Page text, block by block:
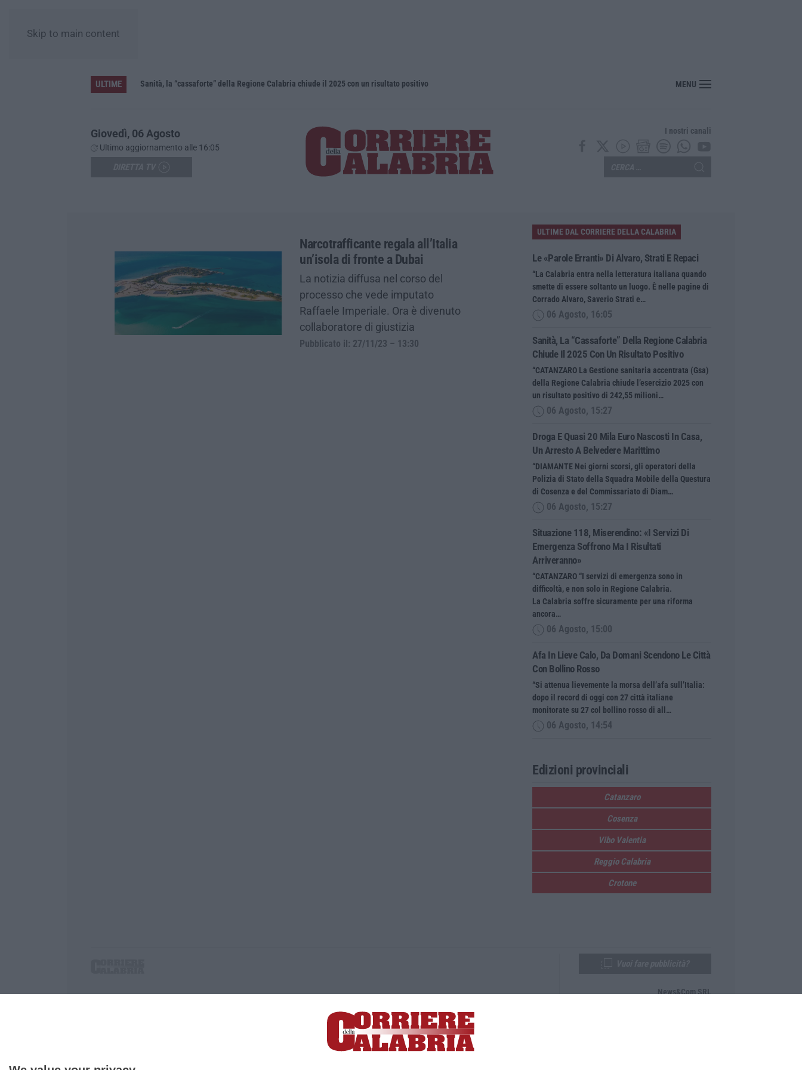
Skip to main content
ULTIME Sanità, la “cassaforte” della Regione Calabria chiude il 2025 con un risultato positivo Droga e quasi 20 mila euro nascosti in casa, un arresto a Belvedere Marittimo
MENU
Giovedì, 06 Agosto
Ultimo aggiornamento alle 16:05
I nostri canali
Narcotrafficante regala all’Italia
un’isola di fronte a Dubai
La notizia diffusa nel corso del
processo che vede imputato
Raffaele Imperiale. Ora è divenuto
collaboratore di giustizia
Pubblicato il: 27/11/23 – 13:30
ULTIME DAL CORRIERE DELLA CALABRIA
Le «parole Erranti» Di Alvaro, Strati E Repaci
“La Calabria entra nella letteratura italiana quando
smette di essere soltanto un luogo. È nelle pagine di
Corrado Alvaro, Saverio Strati e…
06 Agosto, 16:05
Sanità, La “cassaforte” Della Regione Calabria
Chiude Il 2025 Con Un Risultato Positivo
“CATANZARO La Gestione sanitaria accentrata (Gsa)
della Regione Calabria chiude l’esercizio 2025 con
un risultato positivo di 242,55 milioni…
06 Agosto, 15:27
Droga E Quasi 20 Mila Euro Nascosti In Casa,
Un Arresto A Belvedere Marittimo
“DIAMANTE Nei giorni scorsi, gli operatori della
Polizia di Stato della Squadra Mobile della Questura
di Cosenza e del Commissariato di Diam…
06 Agosto, 15:27
Situazione 118, Miserendino: «I Servizi Di
Emergenza Soffrono Ma I Risultati
Arriveranno»
“CATANZARO “I servizi di emergenza sono in
difficoltà, e non solo in Regione Calabria.
La Calabria soffre sicuramente per una riforma
ancora…
06 Agosto, 15:00
Afa In Lieve Calo, Da Domani Scendono Le Città
Con Bollino Rosso
“Si attenua lievemente la morsa dell’afa sull’Italia:
dopo il record di oggi con 27 città italiane
monitorate su 27 col bollino rosso di all…
06 Agosto, 14:54
Edizioni provinciali
Catanzaro
Cosenza
Vibo Valentia
Reggio Calabria
Crotone
P.IVA. 03199620794, Via del mare 6/G, S.Eufemia, Lamezia Terme (CZ)
Iscrizione tribunale di Lamezia Terme 5/2011 - Direttore responsabile Paola Militano |Privacy
News&Com SRL